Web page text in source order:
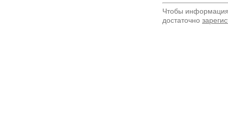
Чтобы
достаточно